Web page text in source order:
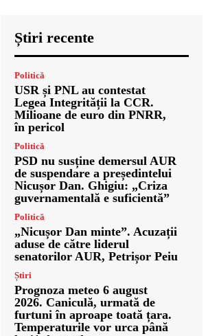
Știri recente
Politică
USR și PNL au contestat
Legea Integrității la CCR.
Milioane de euro din PNRR,
în pericol
Politică
PSD nu susține demersul AUR
de suspendare a președintelui
Nicușor Dan. Ghigiu: „Criza
guvernamentală e suficientă”
Politică
„Nicușor Dan minte”. Acuzații
aduse de către liderul
senatorilor AUR, Petrișor Peiu
Știri
Prognoza meteo 6 august
2026. Caniculă, urmată de
furtuni în aproape toată țara.
Temperaturile vor urca până